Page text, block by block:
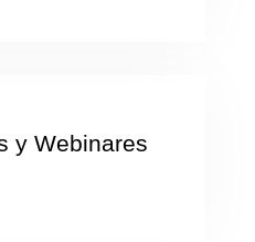
y Webinares